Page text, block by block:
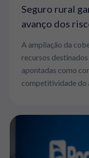
Seguro rural
avanço dos
A ampliação da
recursos
apontadas como
competitividade do